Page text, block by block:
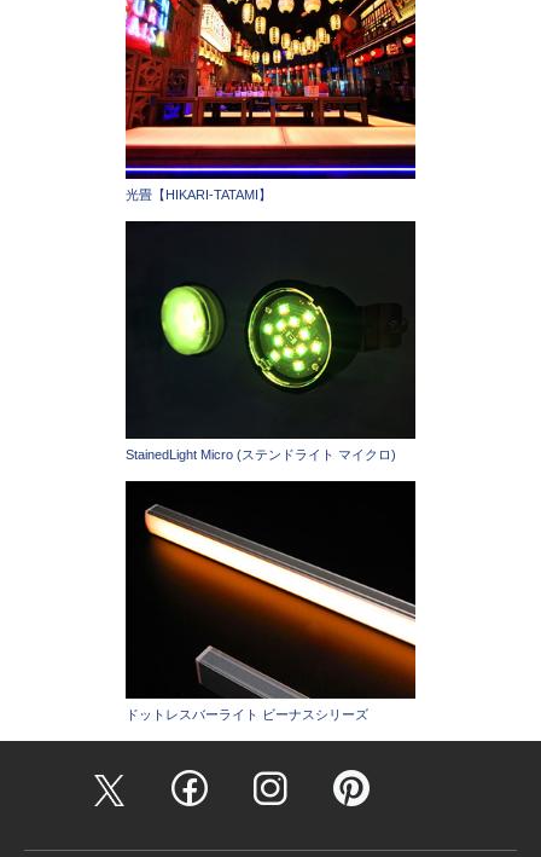
光畳【HIKARI-TATAMI】
StainedLight Micro (ステンドライト マイクロ)
ドットレスバーライト ビーナスシリーズ